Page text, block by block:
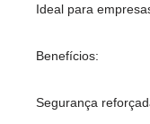
Ideal para
Benefícios:
Segurança